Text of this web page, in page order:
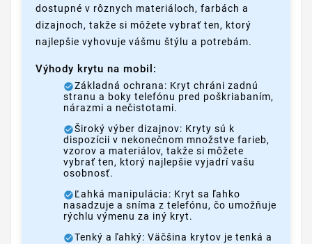
dostupné v rôznych materiáloch, farbách a
dizajnoch, takže si môžete vybrať ten, ktorý
najlepšie vyhovuje vášmu štýlu a potrebám.
Výhody krytu na mobil:
Základná ochrana: Kryt chráni zadnú
stranu a boky telefónu pred poškriabaním,
nárazmi a nečistotami.
Široký výber dizajnov: Kryty sú k
dispozícii v nekonečnom množstve farieb,
vzorov a materiálov, takže si môžete
vybrať ten, ktorý najlepšie vyjadrí vašu
osobnosť.
Ľahká manipulácia: Kryt sa ľahko
nasadzuje a sníma z telefónu, čo umožňuje
rýchlu výmenu za iný kryt.
Tenký a ľahký: Väčšina krytov je tenká a